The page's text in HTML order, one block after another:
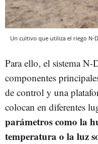
Un cultivo que utiliza el riego N-
Para ello, el sistema
componentes
de control y una
colocan en diferentes
parámetros como la
temperatura o la luz